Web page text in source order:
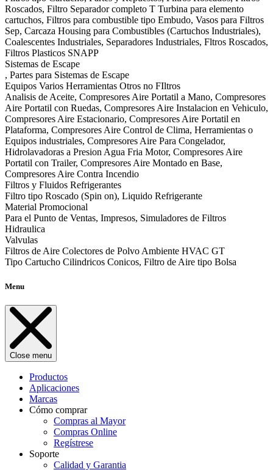
Roscados, Filtro Separador completo T Turbina para elemento
cartuchos, Filtros para combustible tipo Embudo, Vasos para Filtros
Sep, Carcaza Housing para Combustibles (Cartuchos Industriales),
Coalescentes Industriales, Separadores Industriales, Fltros Roscados,
Filtros Plasticos SNAPP
Sistemas de Escape
, Partes para Sistemas de Escape
Equipos Varios Herramientas Otros no FIltros
Analisis de Aceite, Compresores Aire Portatil a Mano, Compresores
Aire Portatil con Ruedas, Compresores Aire Instalacion en Vehiculo,
Compresores Aire Estacionario, Compresores Aire Portatil en
Plataforma, Compresores Aire Control de Clima, Herramientas o
Equipos industriales, Compresores Aire Para Congelador,
Hidrolavadoras a Presion Agua Fria Motor, Compresores Aire
Portatil con Trailer, Compresores Aire Montado en Base,
Compresores Aire Contra Incendio
Filtros y Fluidos Refrigerantes
Filtro tipo Roscado (Spin on), Liquido Refrigerante
Material Promocional
Para el Punto de Ventas, Impresos, Simuladores de Filtros
Hidraulica
Valvulas
Filtros de Aire Colectores de Polvo Ambiente HVAC GT
Tipo Cartucho Cilindricos Conicos, Filtro de Aire tipo Bolsa
Menu
Close menu
Productos
Aplicaciones
Marcas
Cómo comprar
Compras al Mayor
Compras Online
Regístrese
Soporte
Calidad y Garantia